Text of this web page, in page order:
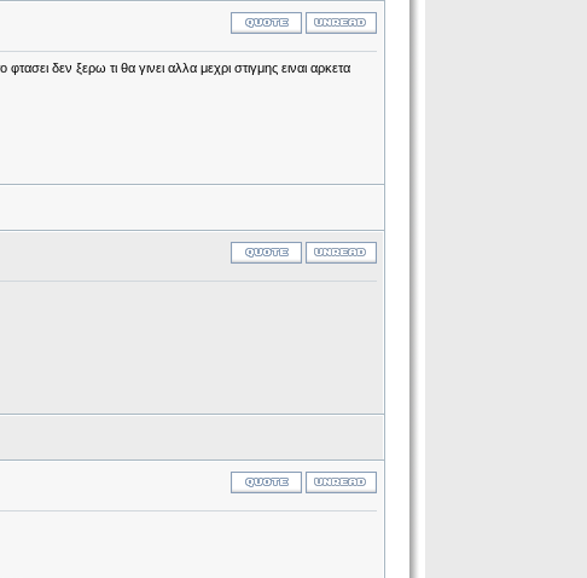
δεν ξερω τι θα γινει αλλα μεχρι στιγμης ειναι αρκετα